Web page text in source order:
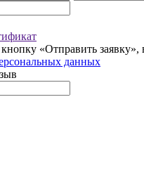
«Отправить заявку»,
данных